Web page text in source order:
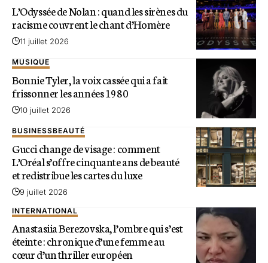
L’Odyssée de Nolan : quand les sirènes du
racisme couvrent le chant d’Homère
11 juillet 2026
MUSIQUE
Bonnie Tyler, la voix cassée qui a fait
frissonner les années 1980
10 juillet 2026
BUSINESSBEAUTÉ
Gucci change de visage : comment
L’Oréal s’offre cinquante ans de beauté
et redistribue les cartes du luxe
9 juillet 2026
INTERNATIONAL
Anastasiia Berezovska, l’ombre qui s’est
éteinte : chronique d’une femme au
cœur d’un thriller européen